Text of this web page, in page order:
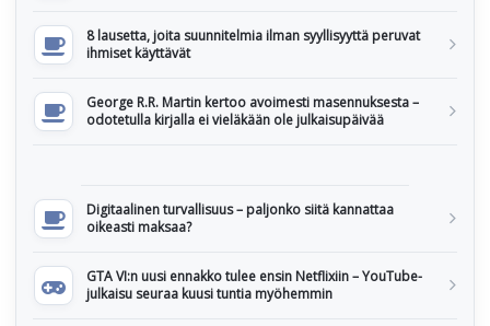
8 lausetta, joita suunnitelmia ilman syyllisyyttä peruvat
ihmiset käyttävät
George R.R. Martin kertoo avoimesti masennuksesta –
odotetulla kirjalla ei vieläkään ole julkaisupäivää
Digitaalinen turvallisuus – paljonko siitä kannattaa
oikeasti maksaa?
GTA VI:n uusi ennakko tulee ensin Netflixiin – YouTube-
julkaisu seuraa kuusi tuntia myöhemmin